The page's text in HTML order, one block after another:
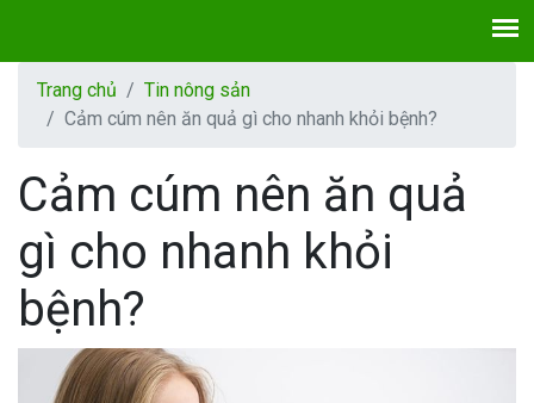
Trang chủ
Tin nông sản
Cảm cúm nên ăn quả gì cho nhanh khỏi bệnh?
Cảm cúm nên ăn quả
gì cho nhanh khỏi
bệnh?